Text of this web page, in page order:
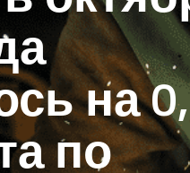
на
по